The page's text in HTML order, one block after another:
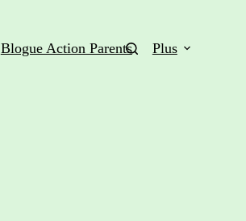
Blogue Action Parents Plus